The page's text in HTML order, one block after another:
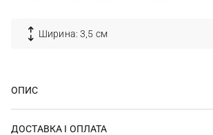
Ширина: 3,5 см
ОПИС
ДОСТАВКА І ОПЛАТА